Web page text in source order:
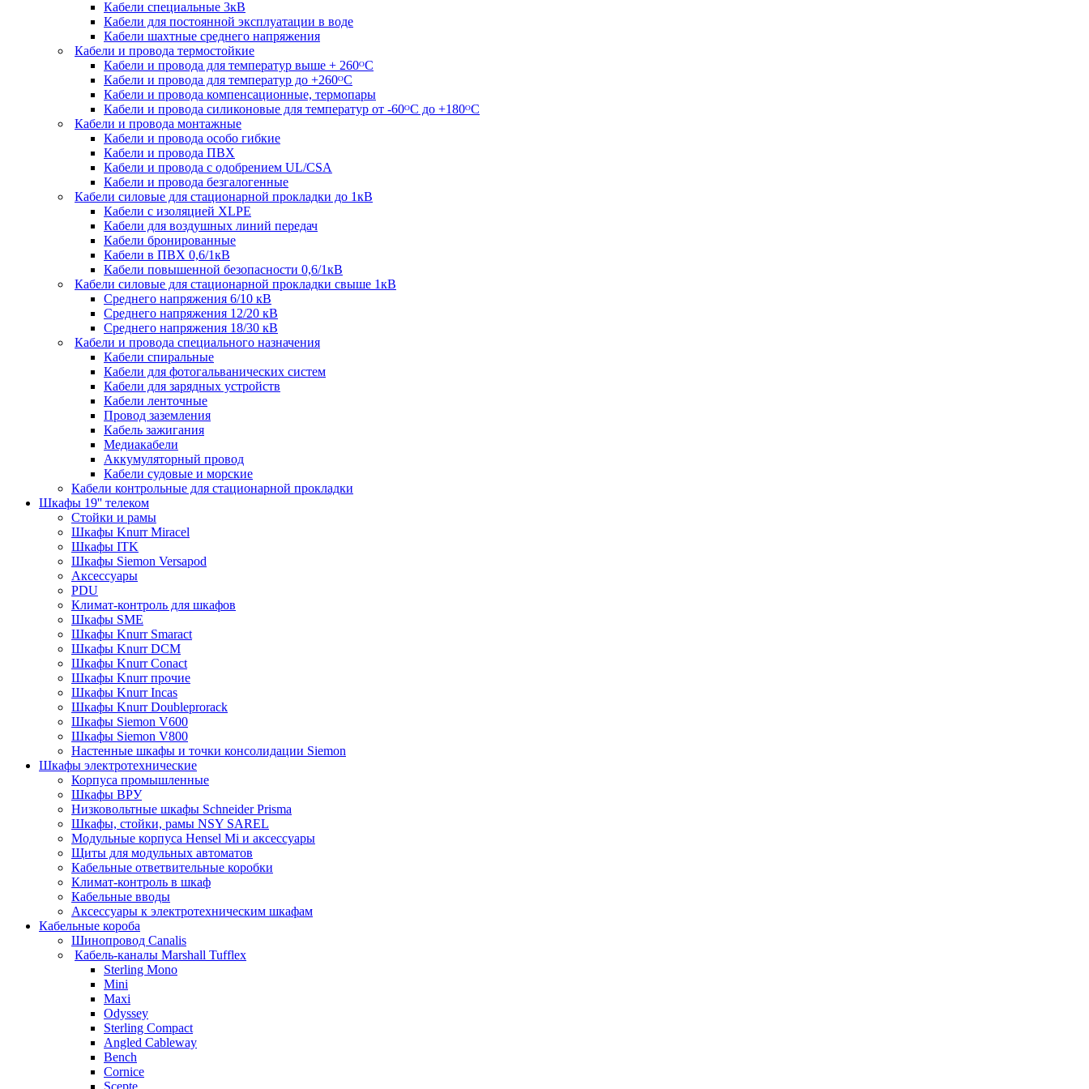
Кабели специальные 3кВ
Кабели для постоянной эксплуатации в воде
Кабели шахтные среднего напряжения
Кабели и провода термостойкие
Кабели и провода для температур выше + 260ᴼС
Кабели и провода для температур до +260ᴼС
Кабели и провода компенсационные, термопары
Кабели и провода силиконовые для температур от -60ᴼC до +180ᴼС
Кабели и провода монтажные
Кабели и провода особо гибкие
Кабели и провода ПВХ
Кабели и провода с одобрением UL/CSA
Кабели и провода безгалогенные
Кабели силовые для стационарной прокладки до 1кВ
Кабели c изоляцией XLPE
Кабели для воздушных линий передач
Кабели бронированные
Кабели в ПВХ 0,6/1кВ
Кабели повышенной безопасности 0,6/1кВ
Кабели силовые для стационарной прокладки свыше 1кВ
Среднего напряжения 6/10 кВ
Среднего напряжения 12/20 кВ
Среднего напряжения 18/30 кВ
Кабели и провода специального назначения
Кабели спиральные
Кабели для фотогальванических систем
Кабели для зарядных устройств
Кабели ленточные
Провод заземления
Кабель зажигания
Медиакабели
Аккумуляторный провод
Кабели судовые и морские
Кабели контрольные для стационарной прокладки
Шкафы 19'' телеком
Стойки и рамы
Шкафы Knurr Miracel
Шкафы ITK
Шкафы Siemon Versapod
Аксессуары
PDU
Климат-контроль для шкафов
Шкафы SME
Шкафы Knurr Smaract
Шкафы Knurr DCM
Шкафы Knurr Conact
Шкафы Knurr прочие
Шкафы Knurr Incas
Шкафы Knurr Doubleprorack
Шкафы Siemon V600
Шкафы Siemon V800
Настенные шкафы и точки консолидации Siemon
Шкафы электротехнические
Корпуса промышленные
Шкафы ВРУ
Низковольтные шкафы Schneider Prisma
Шкафы, стойки, рамы NSY SAREL
Модульные корпуса Hensel Mi и аксессуары
Щиты для модульных автоматов
Кабельные ответвительные коробки
Климат-контроль в шкаф
Кабельные вводы
Аксессуары к электротехническим шкафам
Кабельные короба
Шинопровод Canalis
Кабель-каналы Marshall Tufflex
Sterling Mono
Mini
Maxi
Odyssey
Sterling Compact
Angled Cableway
Bench
Cornice
Scepte